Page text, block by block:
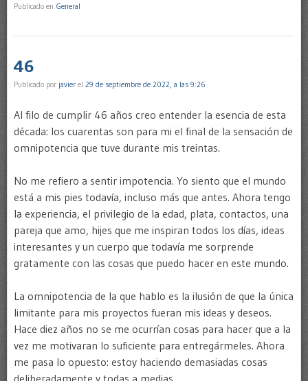
Publicado en General
46
Publicado por javier el 29 de septiembre de 2022, a las 9:26
Al filo de cumplir 46 años creo entender la esencia de esta
década: los cuarentas son para mi el final de la sensación de
omnipotencia que tuve durante mis treintas.
No me refiero a sentir impotencia. Yo siento que el mundo
está a mis pies todavía, incluso más que antes. Ahora tengo
la experiencia, el privilegio de la edad, plata, contactos, una
pareja que amo, hijes que me inspiran todos los días, ideas
interesantes y un cuerpo que todavía me sorprende
gratamente con las cosas que puedo hacer en este mundo.
La omnipotencia de la que hablo es la ilusión de que la única
limitante para mis proyectos fueran mis ideas y deseos.
Hace diez años no se me ocurrían cosas para hacer que a la
vez me motivaran lo suficiente para entregármeles. Ahora
me pasa lo opuesto: estoy haciendo demasiadas cosas
deliberadamente y todas a medias.